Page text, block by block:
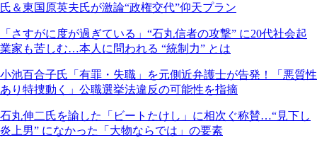
氏＆東国原英夫氏が激論“政権交代”仰天プラン
「さすがに度が過ぎている」“石丸信者の攻撃” に20代社会起
業家も苦しむ…本人に問われる “統制力” とは
小池百合子氏「有罪・失職」を元側近弁護士が告発！「悪質性
あり特捜動く」公職選挙法違反の可能性を指摘
石丸伸二氏を諭した「ビートたけし」に相次ぐ称賛…“見下し
炎上男” になかった「大物ならでは」の要素